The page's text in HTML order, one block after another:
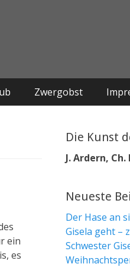
Zwergobst
ein
es
Die Kunst
J. Ardern,
Neueste
Der Hase an
Gisela geht –
Schwester